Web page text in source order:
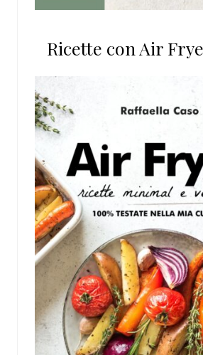
Ricette con Air